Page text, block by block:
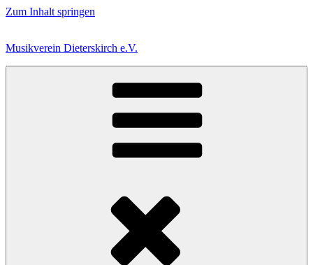
Zum Inhalt springen
Musikverein Dieterskirch e.V.